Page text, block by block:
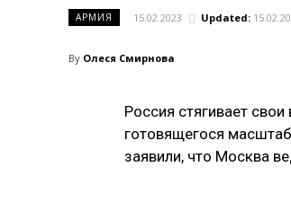
АРМИЯ 15.02.2023 Updated:
By Олеся Смирнова
Россия стягивает
готовящегося
заявили, что Москва